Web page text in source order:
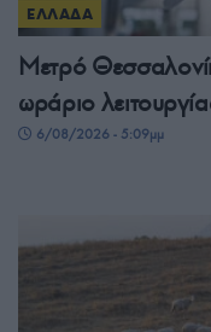
ΕΛΛΑΔΑ
Μετρό
ωράριο
6/08/2026 - 5:09μμ